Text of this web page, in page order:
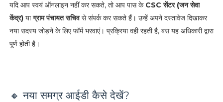
यदि आप स्वयं ऑनलाइन नहीं कर सकते, तो आप पास के CSC सेंटर (जन सेवा
केंद्र)याग्राम पंचायत सचिवसे संपर्क कर सकते हैं। उन्हें अपने दस्तावेज दिखाकर
नया सदस्य जोड़ने के लिए फॉर्म भरवाएं। प्रक्रिया वही रहती है, बस यह अधिकारी द्वारा
पूर्ण होती है।
🔸 नया समग्र आईडी कैसे देखें?